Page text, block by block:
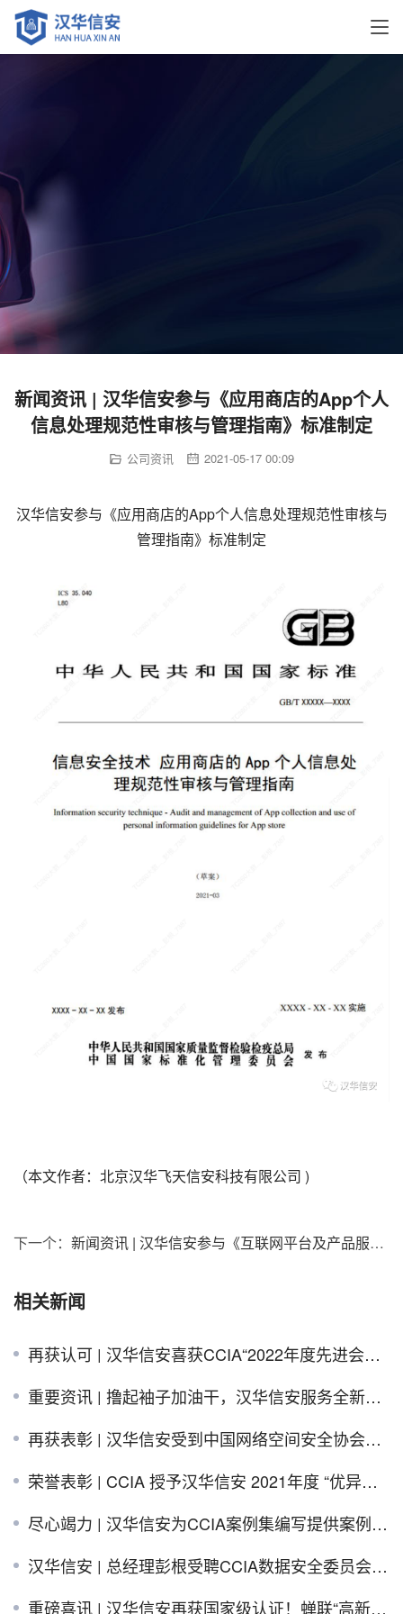
新闻资讯 | 汉华信安参与《应用商店的App个人
信息处理规范性审核与管理指南》标准制定
公司资讯 2021-05-17 00:09
汉华信安参与《应用商店的App个人信息处理规范性审核与
管理指南》标准制定
（本文作者：北京汉华飞天信安科技有限公司 )
下一个： 新闻资讯 | 汉华信安参与《互联网平台及产品服务隐私协议要求》标准制定
相关新闻
再获认可 | 汉华信安喜获CCIA“2022年度先进会员单位”荣誉
重要资讯 | 撸起袖子加油干，汉华信安服务全新启航！
再获表彰 | 汉华信安受到中国网络空间安全协会的表扬及感谢
荣誉表彰 | CCIA 授予汉华信安 2021年度 “优异表现奖”
尽心竭力 | 汉华信安为CCIA案例集编写提供案例支持
汉华信安 | 总经理彭根受聘CCIA数据安全委员会专家
重磅喜讯 | 汉华信安再获国家级认证！蝉联“高新技术企业”殊荣，以创新驱动未来！